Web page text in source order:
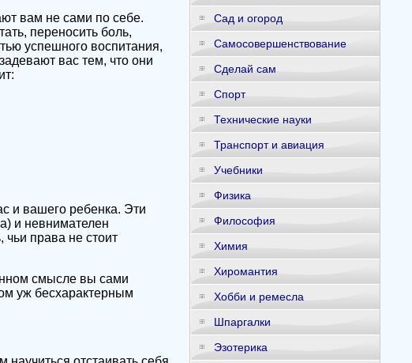
вам не сами по себе.
переносить боль,
успешного воспитания,
вас тем, что они
и вашего ребенка. Эти
и невнимателен
права не стоит
смысле вы сами
уж бесхарактерным
Сад и огород
Самосовершенствование
Сделай сам
Спорт
Технические науки
Транспорт и авиация
Учебники
Физика
Философия
Химия
Хиромантия
Хобби и ремесла
Шпаргалки
Эзотерика